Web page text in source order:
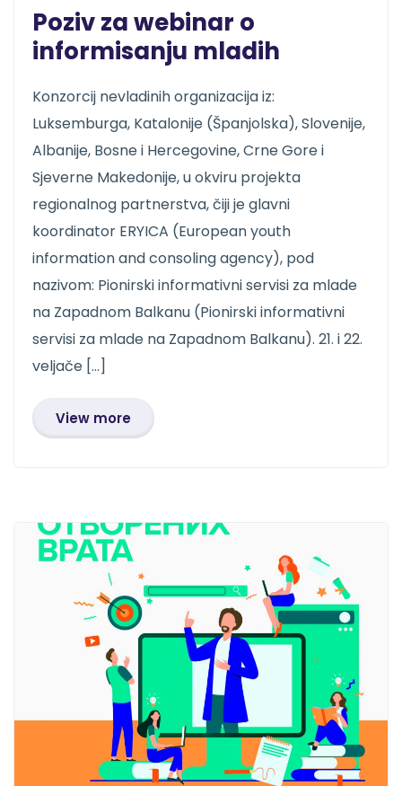
Poziv za webinar o
informisanju mladih
Konzorcij nevladinih organizacija iz:
Luksemburga, Katalonije (Španjolska), Slovenije,
Albanije, Bosne i Hercegovine, Crne Gore i
Sjeverne Makedonije, u okviru projekta
regionalnog partnerstva, čiji je glavni
koordinator ERYICA (European youth
information and consoling agency), pod
nazivom: Pionirski informativni servisi za mlade
na Zapadnom Balkanu (Pionirski informativni
servisi za mlade na Zapadnom Balkanu). 21. i 22.
veljače […]
View more